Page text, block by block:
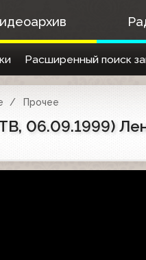
Расширенный поиск
Прочее
06.09.1999)